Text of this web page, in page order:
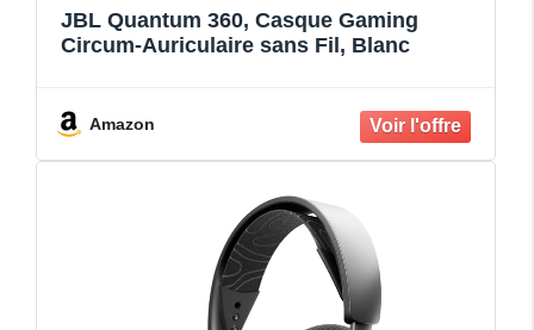
JBL Quantum 360, Casque Gaming
Circum-Auriculaire sans Fil, Blanc
Amazon